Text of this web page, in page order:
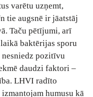
varētu uzņemt,
tie augsnē ir jāatstāj
Taču pētījumi, arī
baktērijas sporu
nesniedz pozitīvu
daudzi faktori –
LHVI radīto
humusu kā